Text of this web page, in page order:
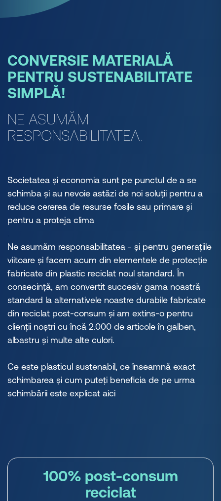
CONVERSIE MATERIALĂ
PENTRU SUSTENABILITATE
SIMPLĂ!
NE ASUMĂM
RESPONSABILITATEA.
Societatea și economia sunt pe punctul de a se
schimba și au nevoie astăzi de noi soluții pentru a
reduce cererea de resurse fosile sau primare și
pentru a proteja clima
Ne asumăm responsabilitatea - și pentru generațiile
viitoare și facem acum din elementele de protecție
fabricate din plastic reciclat noul standard. În
consecință, am convertit succesiv gama noastră
standard la alternativele noastre durabile fabricate
din reciclat post-consum și am extins-o pentru
clienții noștri cu încă 2.000 de articole în galben,
albastru și multe alte culori.
Ce este plasticul sustenabil, ce înseamnă exact
schimbarea și cum puteți beneficia de pe urma
schimbării este explicat aici
100% post-consum
reciclat